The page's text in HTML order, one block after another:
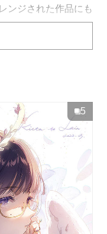
ンジされた作品にも
ラストを特集しまし
5